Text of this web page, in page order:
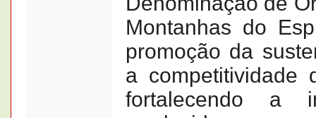
Montanhas do
promoção da
a competitividade
fortalecendo a